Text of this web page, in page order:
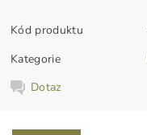
Kód produktu
Kategorie
Dotaz